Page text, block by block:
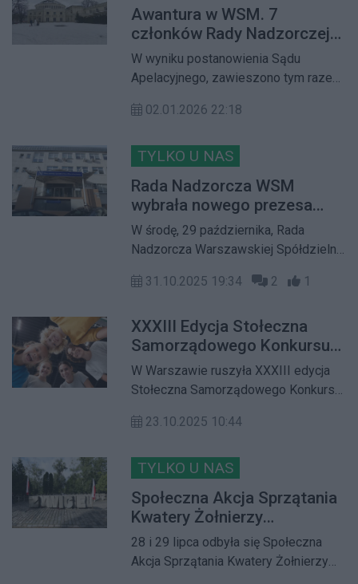
zmian... Rozmawiamy z Jerzym
Kropaczem - działaczem
spółdzielczym oraz byłym prezesem
o aktualnej sytuacji w WSM
Awantura w WSM. 7
członków Rady Nadzorczej
pozostaje w zawieszeniu
W wyniku postanowienia Sądu
Apelacyjnego, zawieszono tym razem
WSM. Jak twierdzą zawieszeni
przedstawił im postanowienia ani
częściej padają zarzuty, że Rada
Nadzorcza nie powinna działać w tej
sytuacji
02.01.2026 22:18
TYLKO U NAS
Rada Nadzorcza WSM
wybrała nowego prezesa
zarządu
W środę, 29 października, Rada
Nadzorcza Warszawskiej Spółdzielni
rozmowy kwalifikacyjne z
zarządu. W najbliższych dniach WSM
podpisze umowę z nowo wybranym
prezesem
31.10.2025 19:34 2 1
XXXIII Edycja Stołeczna
Samorządowego Konkursu
Nastolatków Ośmiu
Wspaniałych
W Warszawie ruszyła XXXIII edycja
Stołeczna Samorządowego Konkursu
wyjątkowej inicjatywy, która od ponad
młodzieży postawy dobra, empatii i
23.10.2025 10:44
TYLKO U NAS
Społeczna Akcja Sprzątania
Kwatery Żołnierzy
„Żywiciela” – 10 lat łączenia
pokoleń
28 i 29 lipca odbyła się Społeczna
Akcja Sprzątania Kwatery Żołnierzy